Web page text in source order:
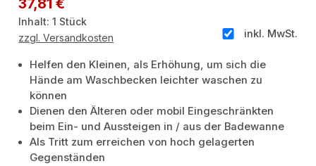
37,81 €
Inhalt:1 Stück
inkl. MwSt.
zzgl. Versandkosten
Helfen den Kleinen, als Erhöhung, um sich die
Hände am Waschbecken leichter waschen zu
können
Dienen den Älteren oder mobil Eingeschränkten
beim Ein- und Aussteigen in / aus der Badewanne
Als Tritt zum erreichen von hoch gelagerten
Gegenständen